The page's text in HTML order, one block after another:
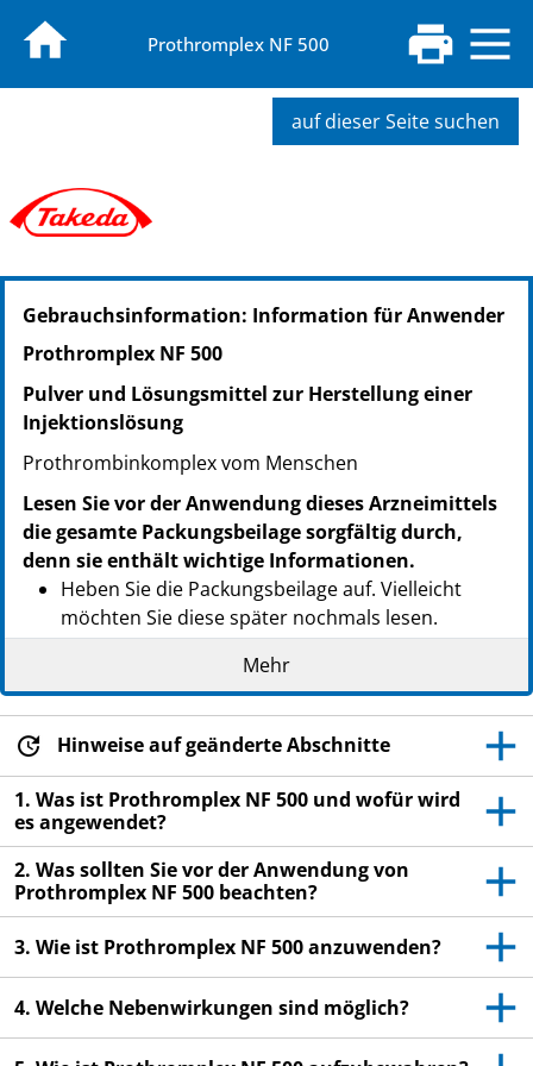
Prothromplex NF 500
auf dieser Seite suchen
PZN: 18780576
PPN: 111878057653
Gebrauchsinformation: Information für Anwender
Prothromplex NF 500
Pulver und Lösungsmittel zur Herstellung einer
Injektionslösung
Prothrombinkomplex vom Menschen
Lesen Sie vor der Anwendung dieses Arzneimittels
die gesamte Packungsbeilage sorgfältig durch,
denn sie enthält wichtige Informationen.
Heben Sie die Packungsbeilage auf. Vielleicht
möchten Sie diese später nochmals lesen.
Wenn Sie weitere Fragen haben, wenden Sie sich
an Ihren Arzt oder Apotheker.
Wenn Sie Nebenwirkungen bemerken, wenden Sie
sich an Ihren Arzt oder Apotheker. Dies gilt auch
für Nebenwirkungen, die nicht in dieser
Packungsbeilage angegeben sind. Siehe Abschnitt
4.
Mehr
Hinweise auf geänderte Abschnitte
1. Was ist Prothromplex NF 500 und wofür wird
es angewendet?
2. Was sollten Sie vor der Anwendung von
Prothromplex NF 500 beachten?
3. Wie ist Prothromplex NF 500 anzuwenden?
4. Welche Nebenwirkungen sind möglich?